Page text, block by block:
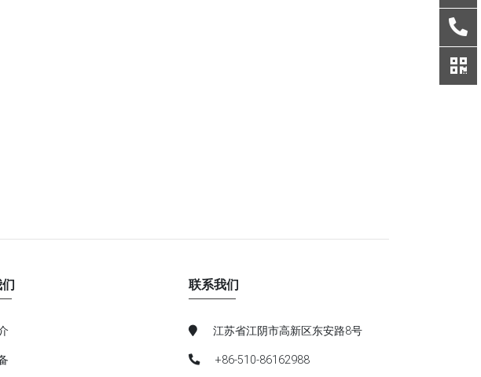
联系我们
江苏省江阴市高新区东安路8号
+86-510-86162988